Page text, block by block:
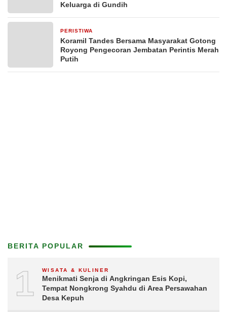
Keluarga di Gundih
PERISTIWA
Koramil Tandes Bersama Masyarakat Gotong
Royong Pengecoran Jembatan Perintis Merah
Putih
BERITA POPULAR
1 WISATA & KULINER
Menikmati Senja di Angkringan Esis Kopi,
Tempat Nongkrong Syahdu di Area Persawahan
Desa Kepuh